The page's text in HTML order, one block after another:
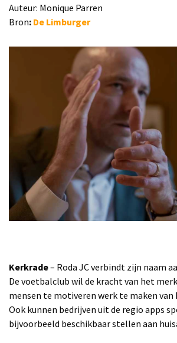
Auteur: Monique Parren
Bron: De Limburger
Kerkrade– Roda JC verbindt zijn naam
De voetbalclub wil de kracht van het
mensen te motiveren werk te maken van
Ook kunnen bedrijven uit de regio apps
bijvoorbeeld beschikbaar stellen aan